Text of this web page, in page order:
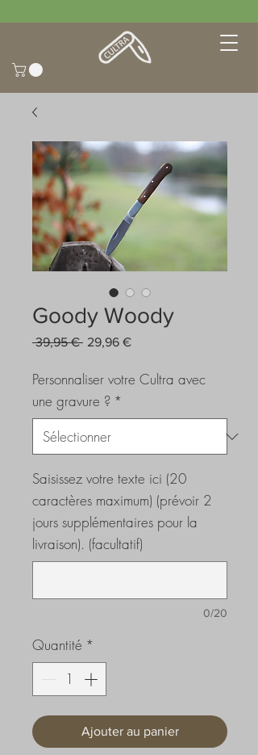
Goody Woody
39,95 € Prix
29,96 €Prix
Personnaliser votre Cultra avec
une gravure ? *
Saisissez votre texte ici (20
caractères maximum) (prévoir 2
jours supplémentaires pour la
livraison). (facultatif)
0/20
Quantité *
Ajouter au panier